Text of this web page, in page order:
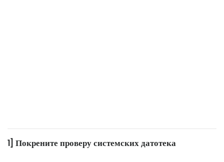
1] Покрените проверу системских датотека